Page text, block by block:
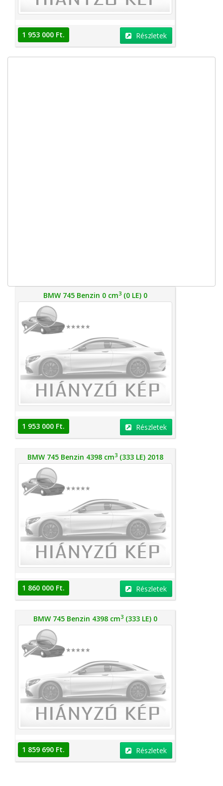
1 953 000 Ft. Részletek
BMW 745 Benzin 0 cm3(0 LE) 0
1 953 000 Ft. Részletek
BMW 745 Benzin 4398 cm3(333 LE) 2018
1 860 000 Ft. Részletek
BMW 745 Benzin 4398 cm3(333 LE) 0
1 859 690 Ft. Részletek